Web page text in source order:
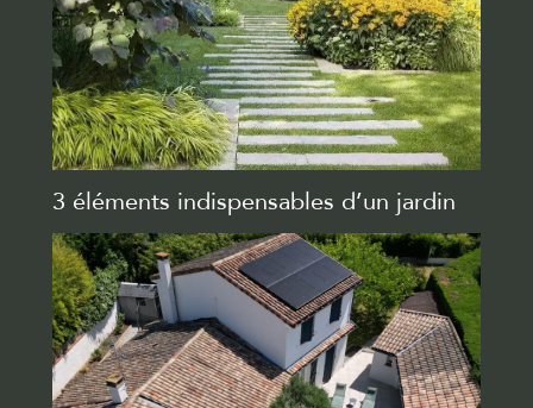
3 éléments indispensables d’un jardin